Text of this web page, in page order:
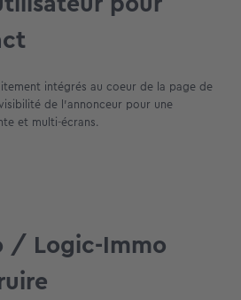
intégrés au coeur de la page de
de l’annonceur pour une
et multi-écrans.
/ Logic-Immo